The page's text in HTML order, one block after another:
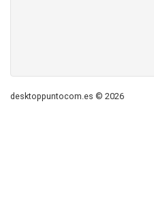
desktoppuntocom.es © 2026